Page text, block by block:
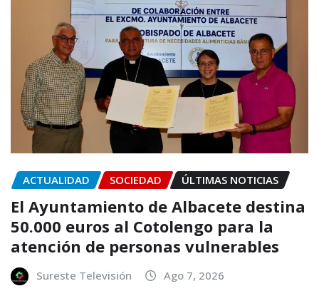
ACTUALIDAD SOCIEDAD ÚLTIMAS NOTICIAS
El Ayuntamiento de Albacete destina
50.000 euros al Cotolengo para la
atención de personas vulnerables
Sureste Televisión Ago 7, 2026